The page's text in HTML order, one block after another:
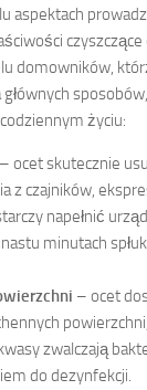
aspektach
domowników,
głównych
życiu:
– ocet skutecznie
z czajników,
napełnić
minutach
– ocet
zwalczają
do dezynfekcji.